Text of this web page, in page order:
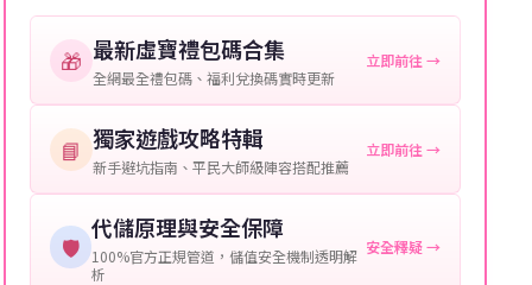
提供這些信息能幫助我們更快地處理您的代儲需求，確
保您盡享遊戲樂趣！
🎁 最新虛寶禮包碼合集
全網最全禮包碼、福利兌換碼實時更新
立即前往 →
📘 獨家遊戲攻略特輯
新手避坑指南、平民大師級陣容搭配推薦
立即前往 →
🛡️
代儲原理與安全保障
100%官方正規管道，儲值安全機制透明解
析
安全釋疑 →